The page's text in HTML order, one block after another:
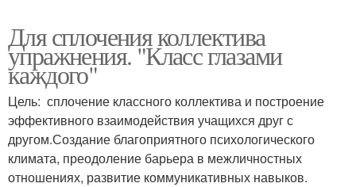
Для сплочения коллектива
упражнения. "Класс глазами
каждого"
Цель: сплочение классного коллектива и построение
эффективного взаимодействия учащихся друг с
другом.Создание благоприятного психологического
климата, преодоление барьера в межличностных
отношениях, развитие коммуникативных навыков.